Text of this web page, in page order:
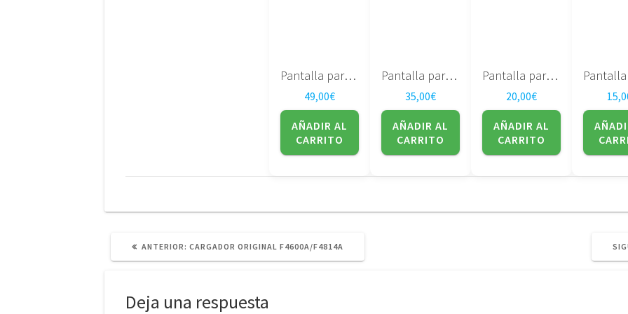
Pantalla para portatil Sharp 17″ DUAL LAMP LQ170M1LA4G
49,00€
AÑADIR AL
CARRITO
Pantalla para portatil LG PHILIPS LP141WP1(TL)(A1)
35,00€
AÑADIR AL
CARRITO
Pantalla para portatil HITACHI 15,4″ TX39D85VC1FAA
20,00€
AÑADIR AL
CARRITO
ANTERIOR: POST
CARGADOR ORIGINAL F4600A/F4814A
Deja una respuesta